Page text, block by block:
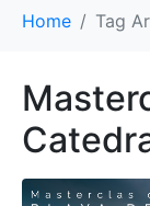
Home Tag